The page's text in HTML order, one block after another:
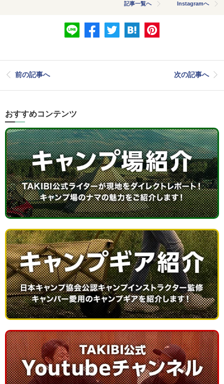
記事一覧へ Instagramへ
前の記事へ 次の記事へ
おすすめコンテンツ